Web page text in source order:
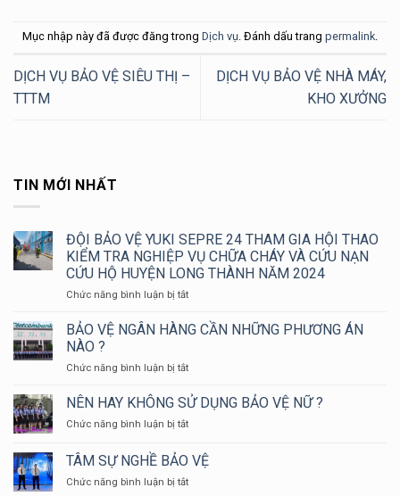
TIN MỚI NHẤT
ĐỘI BẢO VỆ YUKI SEPRE 24 THAM GIA HỘI THAO
KIỂM TRA NGHIỆP VỤ CHỮA CHÁY VÀ CỨU NẠN
CỨU HỘ HUYỆN LONG THÀNH NĂM 2024
Chức năng bình luận bị tắtở
BẢO
SEPRE
THAM
HỘI
KIỂM
BẢO VỆ NGÂN HÀNG CẦN NHỮNG PHƯƠNG ÁN
NÀO ?
Chức năng bình luận bị tắtở
VỆ
NGÂN
HÀNG
NHỮNG
ÁN
NÊN HAY KHÔNG SỬ DỤNG BẢO VỆ NỮ ?
Chức năng bình luận bị tắtở
HAY
KHÔNG
SỬ
TÂM SỰ NGHỀ BẢO VỆ
Chức năng bình luận bị tắtở
Mục nhập này đã được đăng trong Dịch vụ . Đánh dấu trang permalink
DỊCH VỤ BẢO VỆ SIÊU THỊ –
TTTM
DỊCH VỤ BẢO VỆ NHÀ MÁY,
KHO XƯỞNG